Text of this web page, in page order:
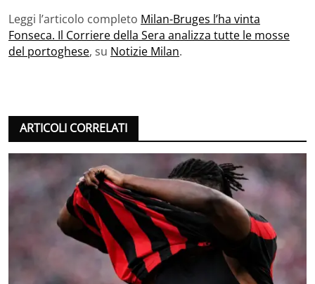
Leggi l’articolo completo Milan-Bruges l’ha vinta
Fonseca. Il Corriere della Sera analizza tutte le mosse
del portoghese, su Notizie Milan.
ARTICOLI CORRELATI